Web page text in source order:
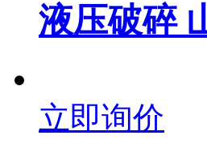
液压破碎
立即询价